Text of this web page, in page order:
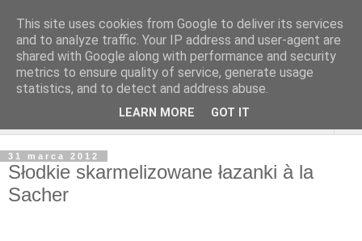
31 marca 2012
Słodkie skarmelizowane łazanki à la
Sacher
This site uses cookies from Google to deliver its services
and to analyze traffic. Your IP address and user-agent are
shared with Google along with performance and security
metrics to ensure quality of service, generate usage
statistics, and to detect and address abuse.
LEARN MORE GOT IT